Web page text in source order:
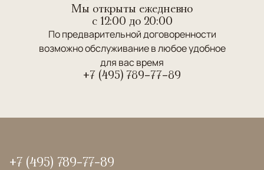
Мы открыты ежедневно
c 12:00 до 20:00
По предварительной договоренности
возможно обслуживание в любое удобное
для вас время
+7 (495) 789-77-89
+7 (495) 789-77-89